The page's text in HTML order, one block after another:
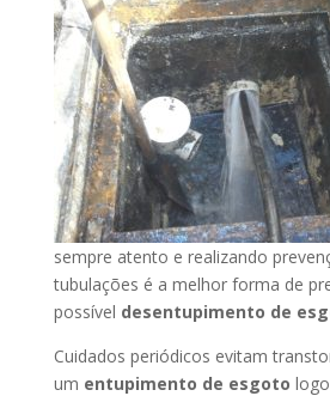
sempre atento e realizando
tubulações é a melhor forma de
possível desentupimento de
Cuidados periódicos evitam
um entupimento de esgoto